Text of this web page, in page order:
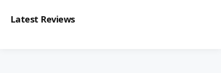
Latest Reviews